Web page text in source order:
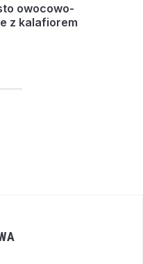
owocowo-
z kalafiorem